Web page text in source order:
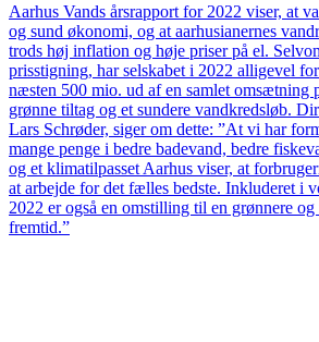
Aarhus Vands årsrapport for 2022 viser, at
og sund økonomi, og at aarhusianernes
trods høj inflation og høje priser på el.
prisstigning, har selskabet i 2022 alligevel
næsten 500 mio. ud af en samlet omsætning
grønne tiltag og et sundere vandkredsløb.
Lars Schrøder, siger om dette: ”At vi har
mange penge i bedre badevand, bedre
og et klimatilpasset Aarhus viser, at
at arbejde for det fælles bedste. Inkluderet i
2022 er også en omstilling til en grønnere
fremtid.”